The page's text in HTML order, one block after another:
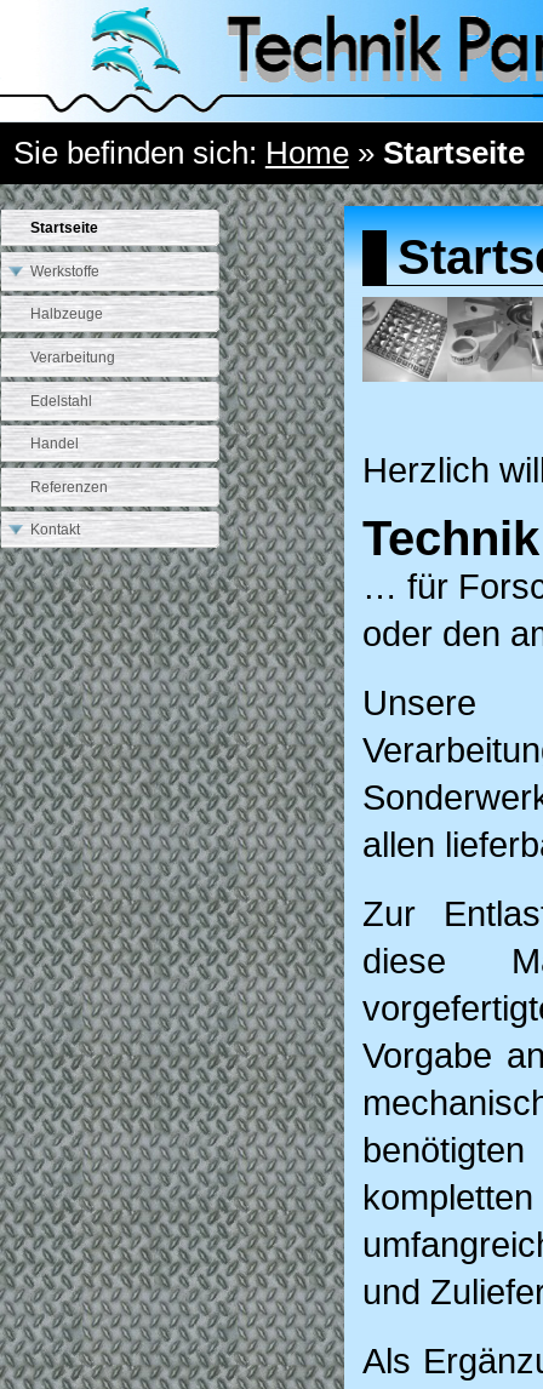
Sie befinden sich: Home» Startseite
Startseite
Werkstoffe
Halbzeuge
Verarbeitung
Edelstahl
Handel
Referenzen
Kontakt
Herzlich
… für
oder den
Unsere
allen
Zur
diese
Vorgabe
und
Als